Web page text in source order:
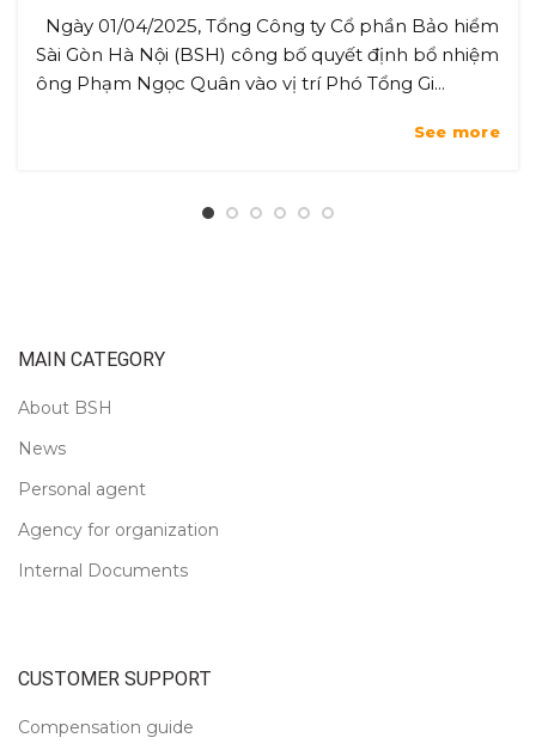
Ngày 01/04/2025, Tổng Công ty Cổ phần Bảo hiểm
Sài Gòn Hà Nội (BSH) công bố quyết định bổ nhiệm
ông Phạm Ngọc Quân vào vị trí Phó Tổng Gi...
See more
MAIN CATEGORY
About BSH
News
Personal agent
Agency for organization
Internal Documents
CUSTOMER SUPPORT
Compensation guide